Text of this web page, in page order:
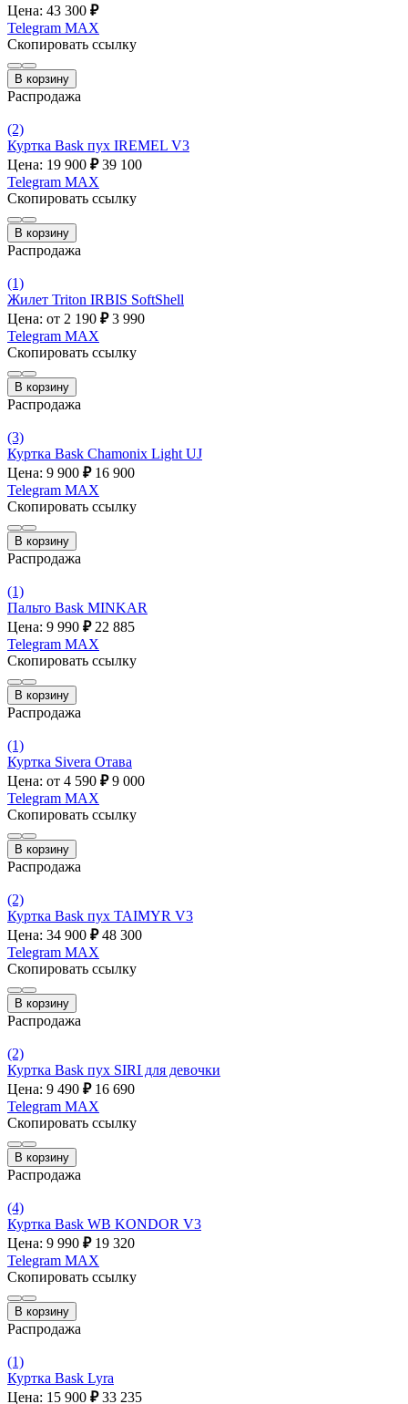
Цена: 43 300 ₽
Telegram MAX
Скопировать ссылку
В корзину
Распродажа
(2)
Куртка Bask пух IREMEL V3
Цена: 19 900 ₽ 39 100
Telegram MAX
Скопировать ссылку
В корзину
Распродажа
(1)
Жилет Triton IRBIS SoftShell
Цена: от 2 190 ₽ 3 990
Telegram MAX
Скопировать ссылку
В корзину
Распродажа
(3)
Куртка Bask Chamonix Light UJ
Цена: 9 900 ₽ 16 900
Telegram MAX
Скопировать ссылку
В корзину
Распродажа
(1)
Пальто Bask MINKAR
Цена: 9 990 ₽ 22 885
Telegram MAX
Скопировать ссылку
В корзину
Распродажа
(1)
Куртка Sivera Отава
Цена: от 4 590 ₽ 9 000
Telegram MAX
Скопировать ссылку
В корзину
Распродажа
(2)
Куртка Bask пух TAIMYR V3
Цена: 34 900 ₽ 48 300
Telegram MAX
Скопировать ссылку
В корзину
Распродажа
(2)
Куртка Bask пух SIRI для девочки
Цена: 9 490 ₽ 16 690
Telegram MAX
Скопировать ссылку
В корзину
Распродажа
(4)
Куртка Bask WB KONDOR V3
Цена: 9 990 ₽ 19 320
Telegram MAX
Скопировать ссылку
В корзину
Распродажа
(1)
Куртка Bask Lyra
Цена: 15 900 ₽ 33 235